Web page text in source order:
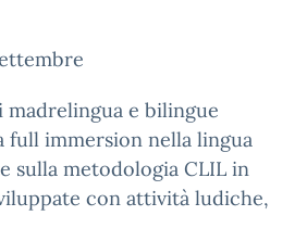
madrelingua e bilingue
full immersion nella lingua
sulla metodologia CLIL in
con attività ludiche,